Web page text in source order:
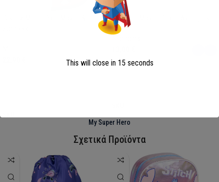
Παιδικό Μαγιό Boxer Avengers
My Super Hero
Σχετικά Προϊόντα
This will close in 15 seconds